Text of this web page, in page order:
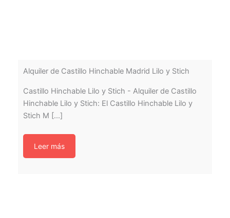
Alquiler de Castillo Hinchable Madrid Lilo y Stich
Castillo Hinchable Lilo y Stich - Alquiler de Castillo
Hinchable Lilo y Stich: El Castillo Hinchable Lilo y
Stich M [...]
Leer más